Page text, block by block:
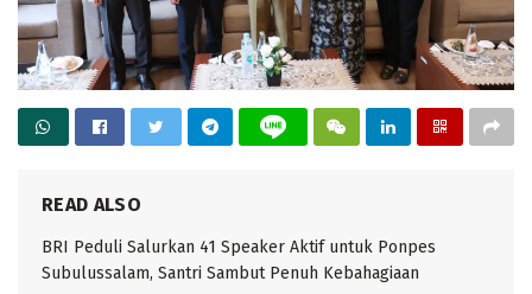
READ ALSO
BRI Peduli Salurkan 41 Speaker Aktif untuk Ponpes
Subulussalam, Santri Sambut Penuh Kebahagiaan